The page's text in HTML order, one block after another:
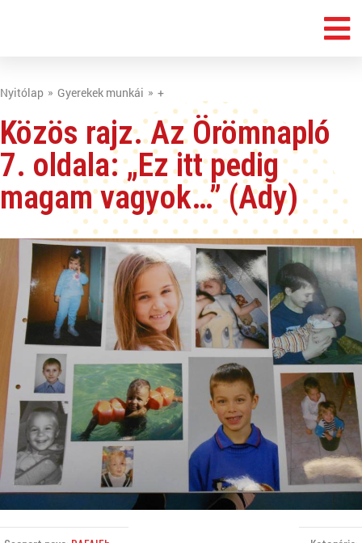
Nyitólap Gyerekek munkái +
Közös rajz. Az Örömnapló
7. oldala: „Ez itt pedig
magam vagyok…” (Ady)